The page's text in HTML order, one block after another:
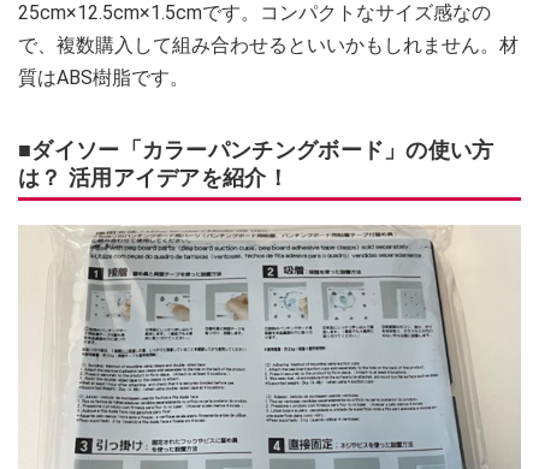
25cm×12.5cm×1.5cmです。コンパクトなサイズ感なの
で、複数購入して組み合わせるといいかもしれません。材
質はABS樹脂です。
■ダイソー「カラーパンチングボード」の使い方
は？ 活用アイデアを紹介！